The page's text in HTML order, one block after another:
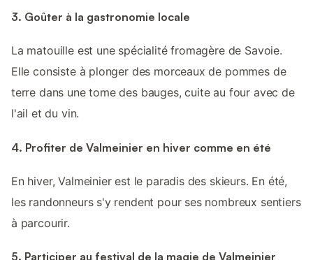
3. Goûter à la gastronomie locale
La matouille est une spécialité fromagère de Savoie.
Elle consiste à plonger des morceaux de pommes de
terre dans une tome des bauges, cuite au four avec de
l'ail et du vin.
4. Profiter de Valmeinier en hiver comme en été
En hiver, Valmeinier est le paradis des skieurs. En été,
les randonneurs s'y rendent pour ses nombreux sentiers
à parcourir.
5. Participer au festival de la magie de Valmeinier